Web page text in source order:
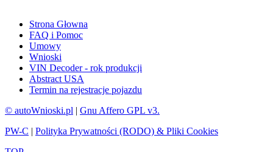
Strona Głowna
FAQ i Pomoc
Umowy
Wnioski
VIN Decoder - rok produkcji
Abstract USA
Termin na rejestracje pojazdu
© autoWnioski.pl | Gnu Affero GPL v3.
PW-C | Polityka Prywatności (RODO) & Pliki Cookies